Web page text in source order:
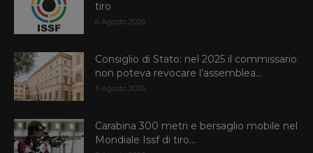
tiro
6 Agosto 2026
Consiglio di Stato: nel 2025 il commissario
non poteva revocare l’assemblea...
5 Agosto 2026
Carabina 300 metri e bersaglio mobile nel
Mondiale Issf di tiro...